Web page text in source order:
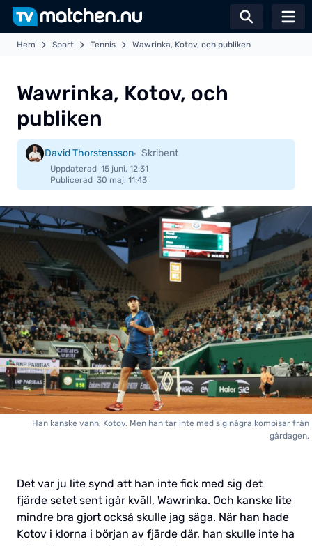
Växla
Hem Sport Tennis Wawrinka, Kotov, och publiken
Wawrinka, Kotov, och
publiken
David Thorstensson Skribent
Uppdaterad 15 juni, 12:31
Publicerad 30 maj, 11:43
Han kanske vann, Kotov. Men han tar inte med sig några kompisar från
gårdagen.
Det var ju lite synd att han inte fick med sig det
fjärde setet sent igår kväll, Wawrinka. Och kanske lite
mindre bra gjort också skulle jag säga. När han hade
Kotov i klorna i början av fjärde där, han skulle inte ha